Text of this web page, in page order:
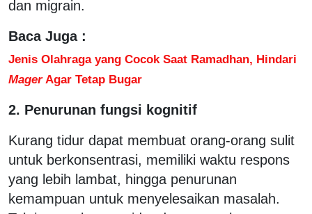
dan migrain.
Baca Juga :
Jenis Olahraga yang Cocok Saat Ramadhan, Hindari
MagerAgar Tetap Bugar
2. Penurunan fungsi kognitif
Kurang tidur dapat membuat orang-orang sulit
untuk berkonsentrasi, memiliki waktu respons
yang lebih lambat, hingga penurunan
kemampuan untuk menyelesaikan masalah.